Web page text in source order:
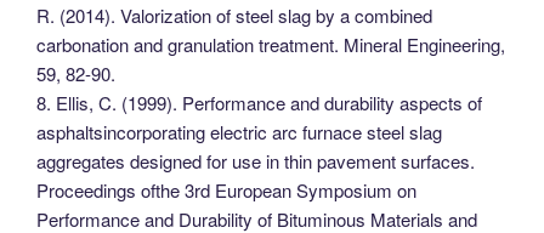
R. (2014). Valorization of steel slag by a combined
carbonation and granulation treatment. Mineral Engineering,
59, 82-90.
8. Ellis, C. (1999). Performance and durability aspects of
asphaltsincorporating electric arc furnace steel slag
aggregates designed for use in thin pavement surfaces.
Proceedings ofthe 3rd European Symposium on
Performance and Durability of Bituminous Materials and